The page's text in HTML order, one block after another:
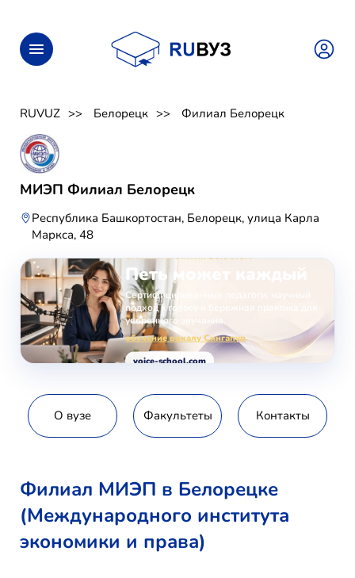
RUVUZ Белорецк Филиал Белорецк
МИЭП Филиал Белорецк
Республика Башкортостан, Белорецк, улица Карла
Маркса, 48
ОНЛАЙН-ЗАНЯТИЯ ВОКАЛОМ
Петь может каждый
Сертифицированные педагоги, научный
подход к голосу и бережная практика для
уверенного звучания.
обучение вокалу Сингапур
voice-school.com
О вузе Факультеты Контакты
Филиал МИЭП в Белорецке
(Международного института
экономики и права)